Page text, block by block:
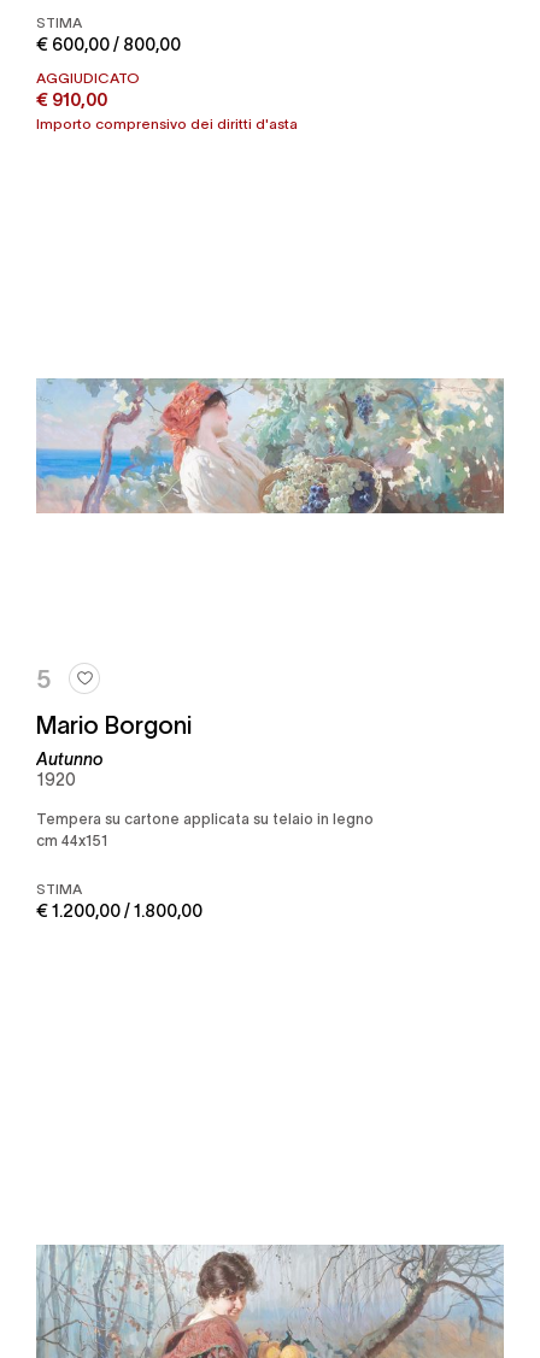
STIMA
€ 600,00 / 800,00
AGGIUDICATO
€ 910,00
Importo comprensivo dei diritti d'asta
5
Mario Borgoni
Autunno
1920
Tempera su cartone applicata su telaio in legno
cm 44x151
STIMA
€ 1.200,00 / 1.800,00